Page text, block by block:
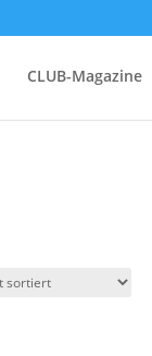
CLUB-Magazine